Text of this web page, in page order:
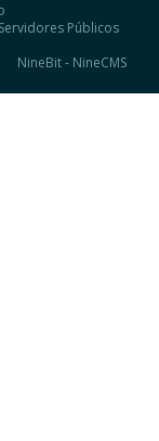
Públicos
NineBit - NineCMS